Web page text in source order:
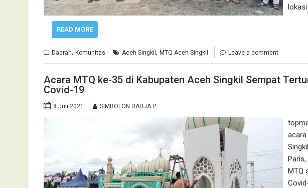
lokasi
READ MORE
Daerah, Komunitas Aceh Singkil , MTQ Aceh Singkil Leave a comment
Acara MTQ ke-35 di Kabupaten Aceh Singkil Sempat
Covid-19
8 Juli 2021 SIMBOLON RADJA P
MTQ